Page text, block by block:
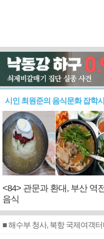
시인 최원준의 음식문화 잡학
<84> 관문과 환대, 부산 역
음식
■ 해수부 청사, 북항 국제여객